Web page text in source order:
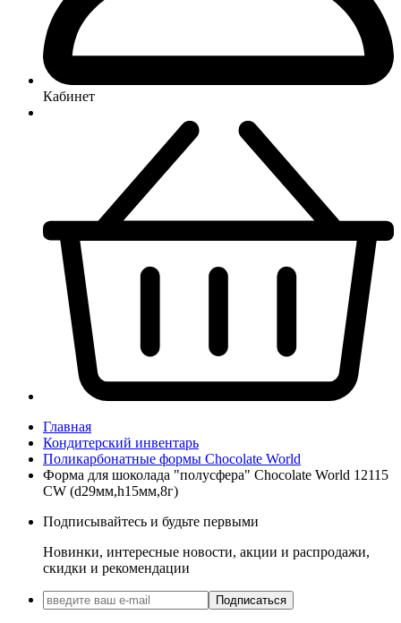
Кабинет
Главная
Кондитерский инвентарь
Поликарбонатные формы Chocolate World
Форма для шоколада "полусфера" Chocolate World 12115
CW (d29мм,h15мм,8г)
Подписывайтесь и будьте первыми
Новинки, интересные новости, акции и распродажи,
скидки и рекомендации
Подписаться